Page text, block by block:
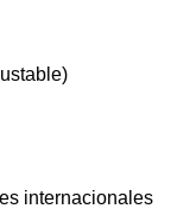
internacionales